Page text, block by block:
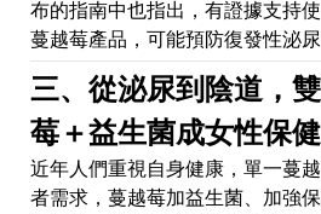
布的指南中也指出，有證據支持
蔓越莓產品，可能預防復發性泌尿
三、從泌尿到陰道，
莓＋益生菌成女性保
近年人們重視自身健康，單一蔓
者需求，蔓越莓加益生菌、加強